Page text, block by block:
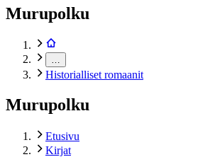
Murupolku
Historialliset romaanit
Murupolku
Etusivu
Kirjat